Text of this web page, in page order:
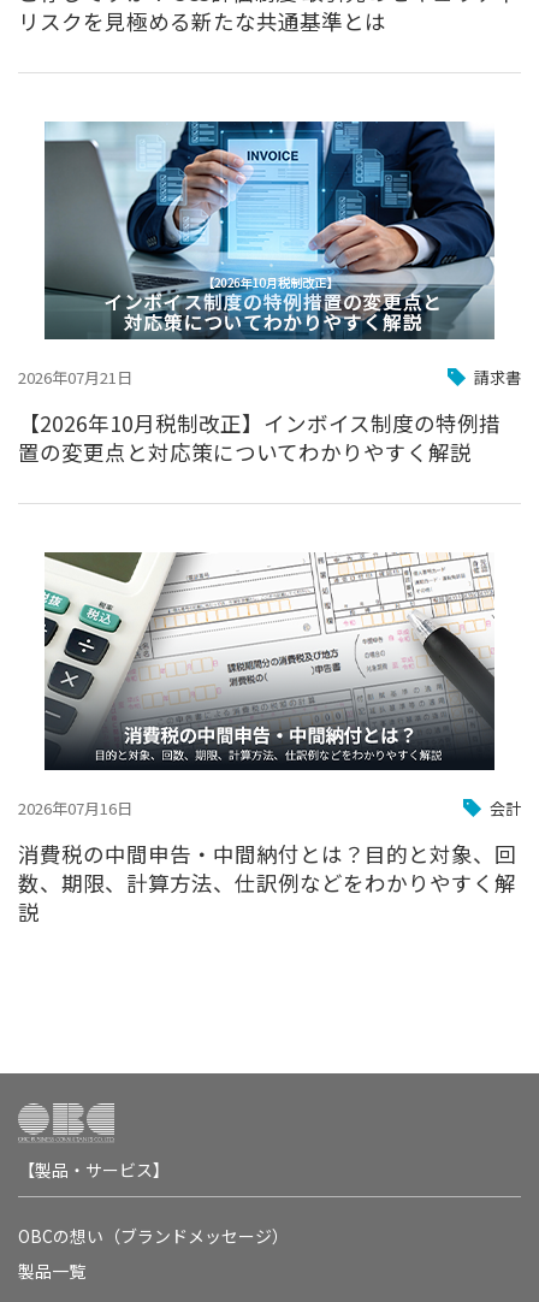
リスクを見極める新たな共通基準とは
2026年07月21日 請求書
【2026年10月税制改正】インボイス制度の特例措
置の変更点と対応策についてわかりやすく解説
2026年07月16日 会計
消費税の中間申告・中間納付とは？目的と対象、回
数、期限、計算方法、仕訳例などをわかりやすく解
説
【製品・サービス】
OBCの想い（ブランドメッセージ）
製品一覧